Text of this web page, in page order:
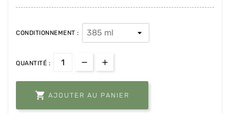
CONDITIONNEMENT :
QUANTITÉ :
 AJOUTER AU PANIER